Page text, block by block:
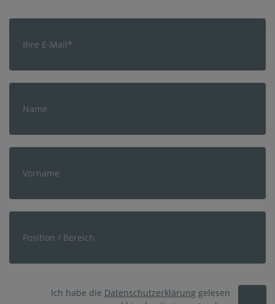
Ich habe die Datenschutzerklärung gelesen